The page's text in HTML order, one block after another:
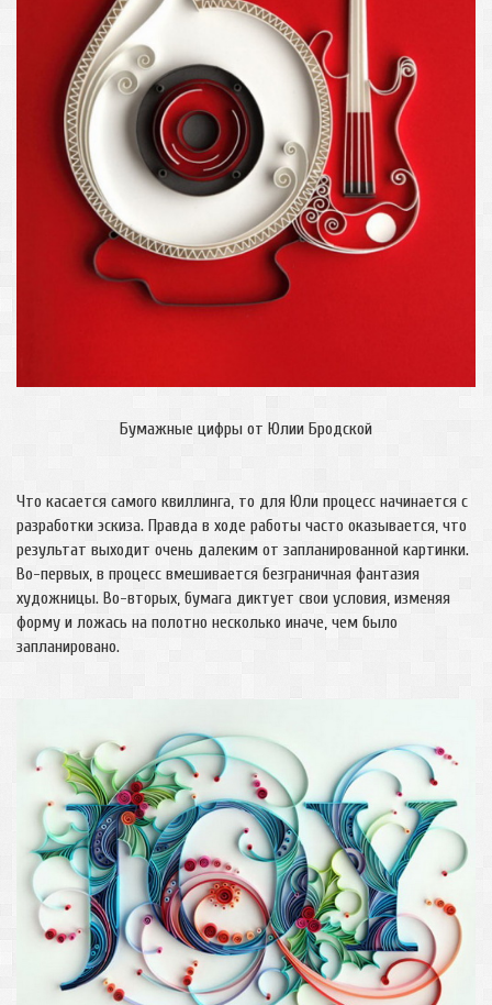
Бумажные цифры от Юлии Бродской
Что касается самого квиллинга, то для Юли процесс начинается с
разработки эскиза. Правда в ходе работы часто оказывается, что
результат выходит очень далеким от запланированной картинки.
Во-первых, в процесс вмешивается безграничная фантазия
художницы. Во-вторых, бумага диктует свои условия, изменяя
форму и ложась на полотно несколько иначе, чем было
запланировано.